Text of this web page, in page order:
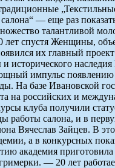
— еще раз
талантливой
лет спустя Женщины,
их главный
импульс появлению
На базе Ивановской
на российских и
клуба получили
работы салона, и в
Вячеслав Зайцев. В
а в конкурсных
академия
— 20 лет